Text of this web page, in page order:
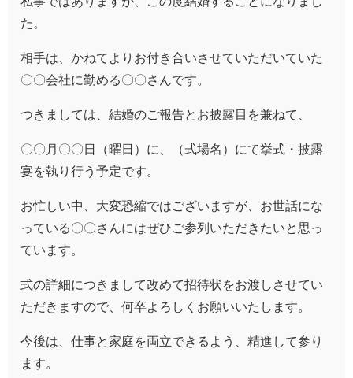
た。
相手は、かねてよりお付き合いさせていただいていた
〇〇会社に勤める〇〇さんです。
つきましては、結婚のご報告とお披露目を兼ねて、
〇〇月〇〇日（曜日）に、（式場名）にて挙式・披露
宴を執り行う予定です。
お忙しい中、大変恐縮ではございますが、お世話にな
っている〇〇さんにはぜひご参列いただきたいと思っ
ています。
式の詳細につきまして改めて招待状をお渡しさせてい
ただきますので、何卒よろしくお願いいたします。
今後は、仕事と家庭を両立できるよう、精進して参り
ます。